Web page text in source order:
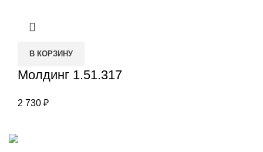
В КОРЗИНУ
Молдинг 1.51.317
2 730 ₽